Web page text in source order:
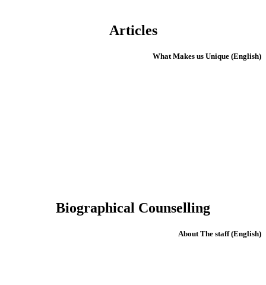
Articles
(English) What Makes us Unique
Biographical Counselling
(English) About The staff